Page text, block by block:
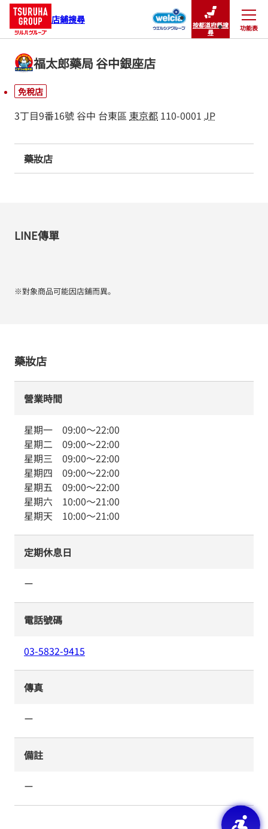
店鋪搜尋
按都道府縣搜
尋
功能表
關閉
福太郎藥局 谷中銀座店
免稅店
3丁目9番16號 谷中 台東區 東京都 110-0001 JP
藥妝店
LINE傳單
※對象商品可能因店鋪而異。
藥妝店
營業時間
星期一 09:00～22:00
星期二 09:00～22:00
星期三 09:00～22:00
星期四 09:00～22:00
星期五 09:00～22:00
星期六 10:00～21:00
星期天 10:00～21:00
定期休息日
ー
電話號碼
03-5832-9415
傳真
ー
備註
ー